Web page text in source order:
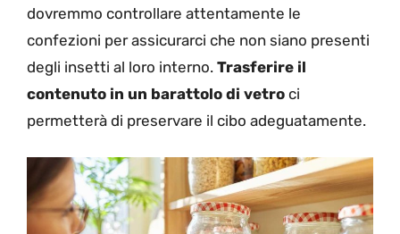
dovremmo controllare attentamente le
confezioni per assicurarci che non siano presenti
degli insetti al loro interno. Trasferire il
contenuto in un barattolo di vetro ci
permetterà di preservare il cibo adeguatamente.